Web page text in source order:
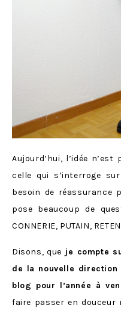
Aujourd’hui, l’idée
celle qui s’interroge
besoin de réassurance
pose beaucoup de
CONNERIE, PUTAIN,
Disons, que je compte
de la nouvelle
blog pour l’année à
faire passer en douceur